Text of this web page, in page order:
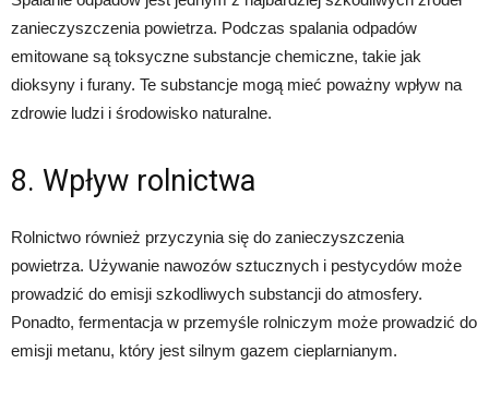
zanieczyszczenia powietrza. Podczas spalania odpadów
emitowane są toksyczne substancje chemiczne, takie jak
dioksyny i furany. Te substancje mogą mieć poważny wpływ na
zdrowie ludzi i środowisko naturalne.
8. Wpływ rolnictwa
Rolnictwo również przyczynia się do zanieczyszczenia
powietrza. Używanie nawozów sztucznych i pestycydów może
prowadzić do emisji szkodliwych substancji do atmosfery.
Ponadto, fermentacja w przemyśle rolniczym może prowadzić do
emisji metanu, który jest silnym gazem cieplarnianym.